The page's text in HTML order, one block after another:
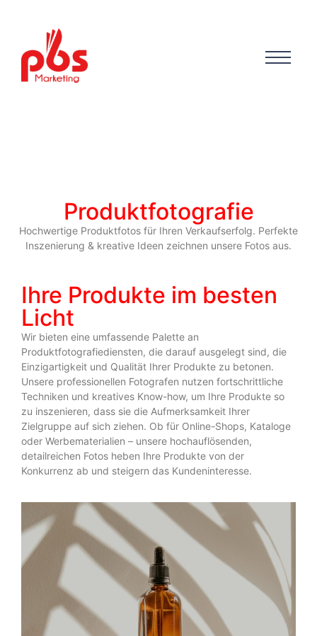
Produktfotografie
Hochwertige Produktfotos für Ihren Verkaufserfolg. Perfekte
Inszenierung & kreative Ideen zeichnen unsere Fotos aus.
Ihre Produkte im besten
Licht
Wir bieten eine umfassende Palette an
Produktfotografiediensten, die darauf ausgelegt sind, die
Einzigartigkeit und Qualität Ihrer Produkte zu betonen.
Unsere professionellen Fotografen nutzen fortschrittliche
Techniken und kreatives Know-how, um Ihre Produkte so
zu inszenieren, dass sie die Aufmerksamkeit Ihrer
Zielgruppe auf sich ziehen. Ob für Online-Shops, Kataloge
oder Werbematerialien – unsere hochauflösenden,
detailreichen Fotos heben Ihre Produkte von der
Konkurrenz ab und steigern das Kundeninteresse.